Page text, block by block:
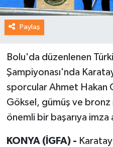
Paylaş
Bolu'da düzenlenen
Şampiyonası'nda
sporcular Ahmet Hakan
Göksel, gümüş ve bronz
önemli bir başarıya imza
KONYA (İGFA) -